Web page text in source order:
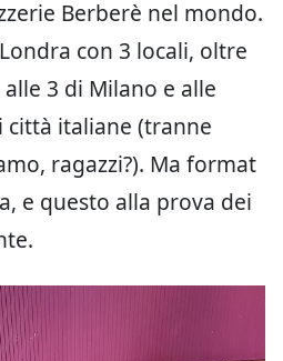
Berberè nel mondo.
con 3 locali, oltre
3 di Milano e alle
italiane (tranne
ragazzi?). Ma format
e questo alla prova dei